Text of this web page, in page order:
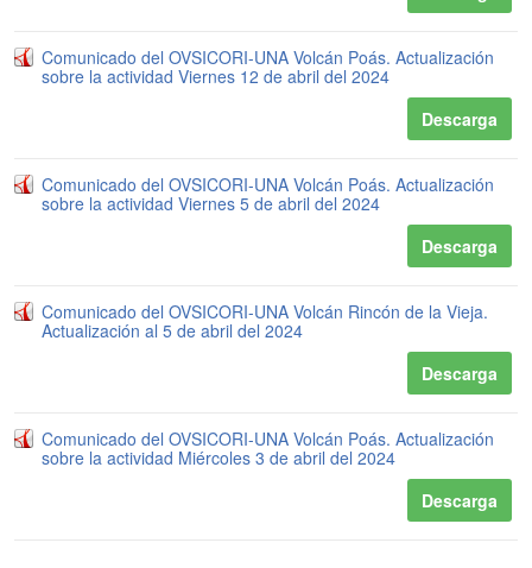
Comunicado del OVSICORI-UNA Volcán Poás. Actualización
sobre la actividad Viernes 12 de abril del 2024
Descarga
Comunicado del OVSICORI-UNA Volcán Poás. Actualización
sobre la actividad Viernes 5 de abril del 2024
Descarga
Comunicado del OVSICORI-UNA Volcán Rincón de la Vieja.
Actualización al 5 de abril del 2024
Descarga
Comunicado del OVSICORI-UNA Volcán Poás. Actualización
sobre la actividad Miércoles 3 de abril del 2024
Descarga